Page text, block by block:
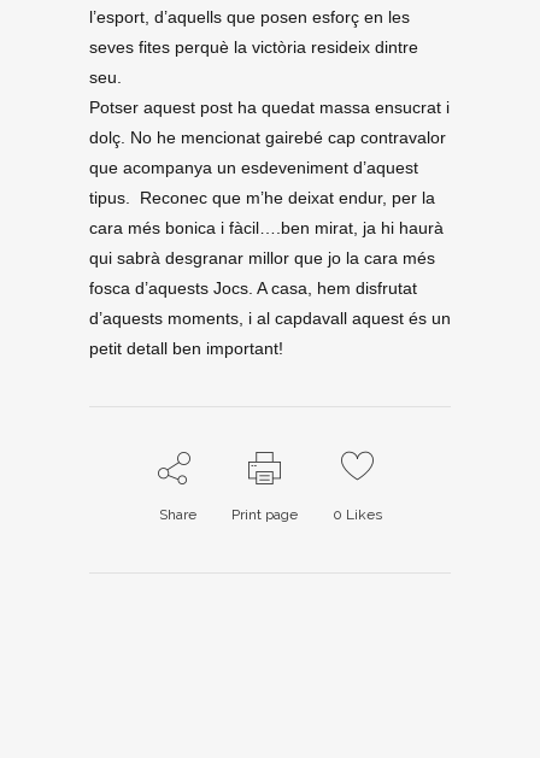
l’esport, d’aquells que posen esforç en les
seves fites perquè la victòria resideix dintre
seu.
Potser aquest post ha quedat massa ensucrat i
dolç. No he mencionat gairebé cap contravalor
que acompanya un esdeveniment d’aquest
tipus. Reconec que m’he deixat endur, per la
cara més bonica i fàcil….ben mirat, ja hi haurà
qui sabrà desgranar millor que jo la cara més
fosca d’aquests Jocs. A casa, hem disfrutat
d’aquests moments, i al capdavall aquest és un
petit detall ben important!
Share Print page 0 Likes